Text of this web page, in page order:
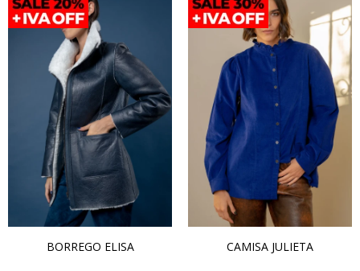
BORREGO ELISA CAMISA JULIETA